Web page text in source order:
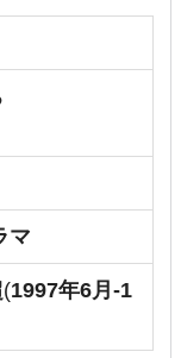
マ
(1997年6月-1